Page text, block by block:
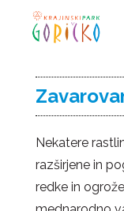
Nekatere
razširjene in
redke in